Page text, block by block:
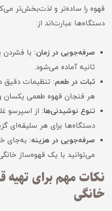
قهوه را ساده‌تر و لذت‌بخش‌تر
دستگاه‌ها عبارت‌اند از:
صرفه‌جویی در زمان: با
ثانیه آماده می‌شود.
ثبات در طعم: تنظیمات دقیق
هر فنجان قهوه طعمی یکسان
تنوع نوشیدنی‌ها: از اسپرسو
دستگاه‌ها برای هر سلیقه‌ای
صرفه‌جویی در هزینه: به‌جای
می‌توانید با یک قهوه‌ساز
نکات مهم برای تهیه
خانگی